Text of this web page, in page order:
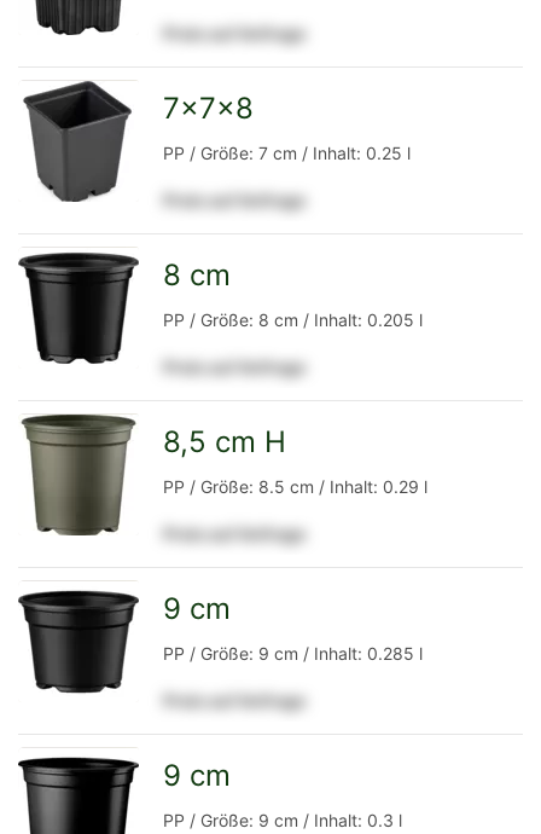
Detailseite
Preis auf Anfrage
Detailseite
7x7x8
PP / Größe: 7 cm / Inhalt: 0.25 l
Preis auf Anfrage
Detailseite
8 cm
PP / Größe: 8 cm / Inhalt: 0.205 l
Preis auf Anfrage
Detailseite
8,5 cm H
PP / Größe: 8.5 cm / Inhalt: 0.29 l
Preis auf Anfrage
Detailseite
9 cm
PP / Größe: 9 cm / Inhalt: 0.285 l
Preis auf Anfrage
9 cm
PP / Größe: 9 cm / Inhalt: 0.3 l